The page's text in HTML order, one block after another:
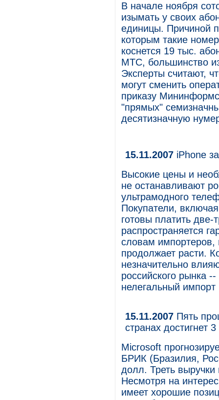
В начале ноября
изымать у своих
единицы. Причиной
которым такие
коснется 19 тыс.
МТС, большинство из
Эксперты считают,
могут сменить
приказу
"прямых"
десятизначную
15.11.2007 iPhone
Высокие цены и
не останавливают
ультрамодного
Покупатели,
готовы платить две-
распространяется
словам импортеров,
продолжает расти.
незначительно
российского рынка
нелегальный
15.11.2007 Пять
странах достигнет
Microsoft
БРИК (Бразилия,
долл. Треть
Несмотря на
имеет хорошие